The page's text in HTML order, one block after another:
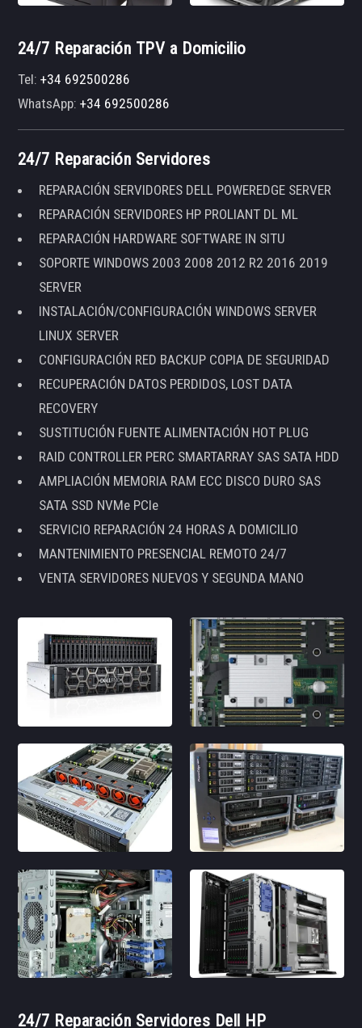
24/7 Reparación TPV a Domicilio
Tel:+34 692500286
WhatsApp:+34 692500286
24/7 Reparación Servidores
REPARACIÓN SERVIDORES DELL POWEREDGE SERVER
REPARACIÓN SERVIDORES HP PROLIANT DL ML
REPARACIÓN HARDWARE SOFTWARE IN SITU
SOPORTE WINDOWS 2003 2008 2012 R2 2016 2019
SERVER
INSTALACIÓN/CONFIGURACIÓN WINDOWS SERVER
LINUX SERVER
CONFIGURACIÓN RED BACKUP COPIA DE SEGURIDAD
RECUPERACIÓN DATOS PERDIDOS, LOST DATA
RECOVERY
SUSTITUCIÓN FUENTE ALIMENTACIÓN HOT PLUG
RAID CONTROLLER PERC SMARTARRAY SAS SATA HDD
AMPLIACIÓN MEMORIA RAM ECC DISCO DURO SAS
SATA SSD NVMe PCIe
SERVICIO REPARACIÓN 24 HORAS A DOMICILIO
MANTENIMIENTO PRESENCIAL REMOTO 24/7
VENTA SERVIDORES NUEVOS Y SEGUNDA MANO
24/7 Reparación Servidores Dell HP